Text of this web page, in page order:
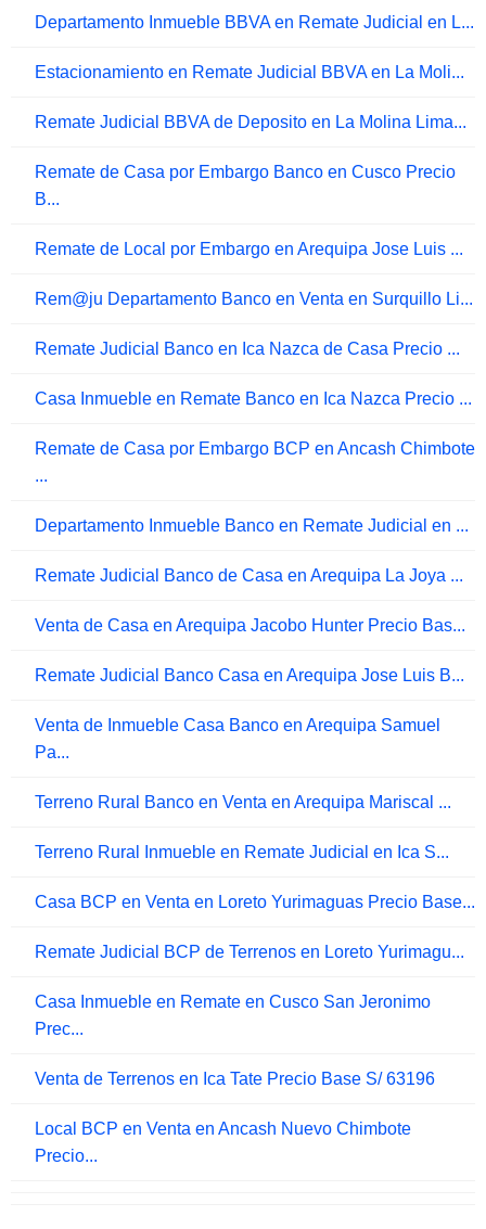
Departamento Inmueble BBVA en Remate Judicial en L...
Estacionamiento en Remate Judicial BBVA en La Moli...
Remate Judicial BBVA de Deposito en La Molina Lima...
Remate de Casa por Embargo Banco en Cusco Precio
B...
Remate de Local por Embargo en Arequipa Jose Luis ...
Rem@ju Departamento Banco en Venta en Surquillo Li...
Remate Judicial Banco en Ica Nazca de Casa Precio ...
Casa Inmueble en Remate Banco en Ica Nazca Precio ...
Remate de Casa por Embargo BCP en Ancash Chimbote
...
Departamento Inmueble Banco en Remate Judicial en ...
Remate Judicial Banco de Casa en Arequipa La Joya ...
Venta de Casa en Arequipa Jacobo Hunter Precio Bas...
Remate Judicial Banco Casa en Arequipa Jose Luis B...
Venta de Inmueble Casa Banco en Arequipa Samuel
Pa...
Terreno Rural Banco en Venta en Arequipa Mariscal ...
Terreno Rural Inmueble en Remate Judicial en Ica S...
Casa BCP en Venta en Loreto Yurimaguas Precio Base...
Remate Judicial BCP de Terrenos en Loreto Yurimagu...
Casa Inmueble en Remate en Cusco San Jeronimo
Prec...
Venta de Terrenos en Ica Tate Precio Base S/ 63196
Local BCP en Venta en Ancash Nuevo Chimbote
Precio...